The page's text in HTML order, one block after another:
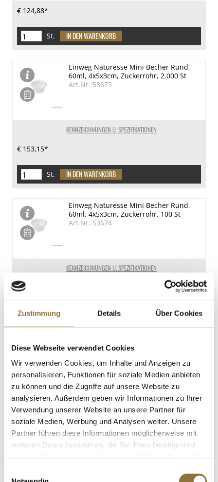
Zustimmung Details Über Cookies
Diese Webseite verwendet Cookies
Wir verwenden Cookies, um Inhalte und Anzeigen zu
personalisieren, Funktionen für soziale Medien anbieten
zu können und die Zugriffe auf unsere Website zu
analysieren. Außerdem geben wir Informationen zu Ihrer
Verwendung unserer Website an unsere Partner für
soziale Medien, Werbung und Analysen weiter. Unsere
Partner führen diese Informationen möglicherweise mit
weiteren Daten zusammen, die Sie ihnen bereitgestellt
€ 124,88*
St.
KENNZEICHNUNGEN U. SPEZIFIKATIONEN
Einweg Naturesse Mini Becher Rund,
60ml, 4x5x3cm, Zuckerrohr, 2.000 St
Art.Nr.:53673
€ 153,15*
St.
KENNZEICHNUNGEN U. SPEZIFIKATIONEN
Einweg Naturesse Mini Becher Rund,
60ml, 4x5x3cm, Zuckerrohr, 100 St
Art.Nr.:53674
€ 8,03*
St.
KENNZEICHNUNGEN U. SPEZIFIKATIONEN
Einweg Naturesse Palmblatt Bowle
(Schale), 6eckig, ø 24x2,5cm, 100 St
Art.Nr.:53697
€ 64,95*
St.